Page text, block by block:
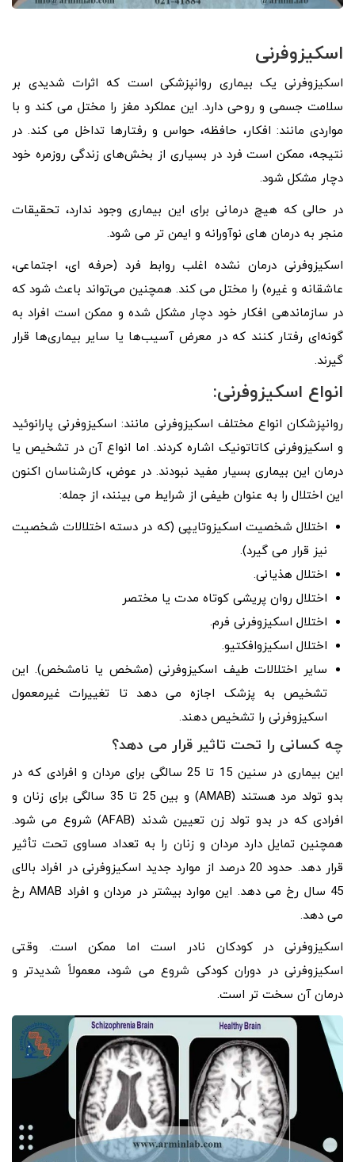
اسکیزوفرنی
اسکیزوفرنی یک بیماری روانپزشکی است که اثرات شدیدی بر
سلامت جسمی و روحی دارد. این عملکرد مغز را مختل می کند و با
مواردی مانند: افکار، حافظه، حواس و رفتارها تداخل می کند. در
نتیجه، ممکن است فرد در بسیاری از بخش‌های زندگی روزمره خود
دچار مشکل شود.
در حالی که هیچ درمانی برای این بیماری وجود ندارد، تحقیقات
منجر به درمان های نوآورانه و ایمن تر می شود.
اسکیزوفرنی درمان نشده اغلب روابط فرد (حرفه ای، اجتماعی،
عاشقانه و غیره) را مختل می کند. همچنین می‌تواند باعث شود که
در سازماندهی افکار خود دچار مشکل شده و ممکن است افراد به
گونه‌ای رفتار کنند که در معرض آسیب‌ها یا سایر بیماری‌ها قرار
گیرند.
انواع اسکیزوفرنی:
روانپزشکان انواع مختلف اسکیزوفرنی مانند: اسکیزوفرنی پارانوئید
و اسکیزوفرنی کاتاتونیک اشاره کردند. اما انواع آن در تشخیص یا
درمان این بیماری بسیار مفید نبودند. در عوض، کارشناسان اکنون
این اختلال را به عنوان طیفی از شرایط می بینند، از جمله:
اختلال شخصیت اسکیزوتایپی (که در دسته اختلالات شخصیت
نیز قرار می گیرد).
اختلال هذیانی.
اختلال روان پریشی کوتاه مدت یا مختصر
اختلال اسکیزوفرنی فرم.
اختلال اسکیزوافکتیو.
سایر اختلالات طیف اسکیزوفرنی (مشخص یا نامشخص). این
تشخیص به پزشک اجازه می دهد تا تغییرات غیرمعمول
اسکیزوفرنی را تشخیص دهند.
چه کسانی را تحت تاثیر قرار می دهد؟
این بیماری در سنین 15 تا 25 سالگی برای مردان و افرادی که در
بدو تولد مرد هستند (AMAB) و بین 25 تا 35 سالگی برای زنان و
افرادی که در بدو تولد زن تعیین شدند (AFAB) شروع می شود.
همچنین تمایل دارد مردان و زنان را به تعداد مساوی تحت تأثیر
قرار دهد. حدود 20 درصد از موارد جدید اسکیزوفرنی در افراد بالای
45 سال رخ می دهد. این موارد بیشتر در مردان و افراد AMAB رخ
می دهد.
اسکیزوفرنی در کودکان نادر است اما ممکن است. وقتی
اسکیزوفرنی در دوران کودکی شروع می شود، معمولاً شدیدتر و
درمان آن سخت تر است.